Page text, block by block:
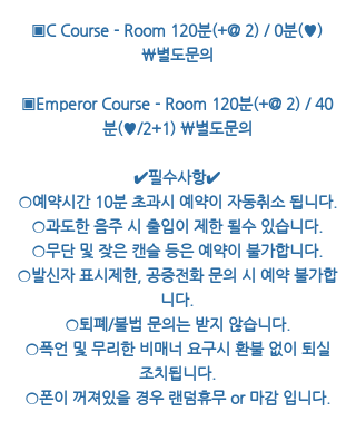
▣C Course - Room 120분(+@ 2) / 0분(♥)
￦별도문의
▣Emperor Course - Room 120분(+@ 2) / 40
분(♥/2+1) ￦별도문의
✔️필수사항✔️
○예약시간 10분 초과시 예약이 자동취소 됩니다.
○과도한 음주 시 출입이 제한 될수 있습니다.
○무단 및 잦은 캔슬 등은 예약이 불가합니다.
○발신자 표시제한, 공중전화 문의 시 예약 불가합
니다.
○퇴폐/불법 문의는 받지 않습니다.
○폭언 및 무리한 비매너 요구시 환불 없이 퇴실
조치됩니다.
○폰이 꺼져있을 경우 랜덤휴무 or 마감 입니다.